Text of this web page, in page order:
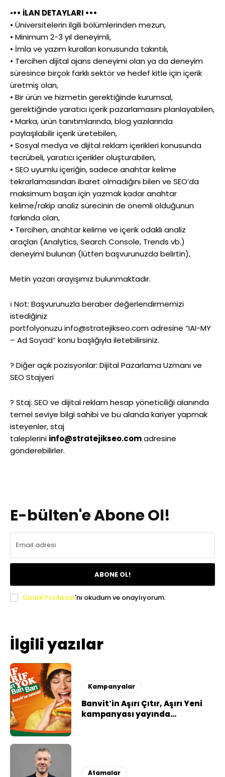
••• İLAN DETAYLARI •••
• Üniversitelerin ilgili bölümlerinden mezun,
• Minimum 2-3 yıl deneyimli,
• İmla ve yazım kuralları konusunda takıntılı,
• Tercihen dijital ajans deneyimi olan ya da deneyim
süresince birçok farklı sektör ve hedef kitle için içerik
üretmiş olan,
• Bir ürün ve hizmetin gerektiğinde kurumsal,
gerektiğinde yaratıcı içerik pazarlamasını planlayabilen,
• Marka, ürün tanıtımlarında, blog yazılarında
paylaşılabilir içerik üretebilen,
• Sosyal medya ve dijital reklam içerikleri konusunda
tecrübeli, yaratıcı içerikler oluşturabilen,
• SEO uyumlu içeriğin, sadece anahtar kelime
tekrarlamasından ibaret olmadığını bilen ve SEO’da
maksimum başarı için yazmak kadar anahtar
kelime/rakip analiz sürecinin de önemli olduğunun
farkında olan,
• Tercihen, anahtar kelime ve içerik odaklı analiz
araçları (Analytics, Search Console, Trends vb.)
deneyimi bulunan (lütfen başvurunuzda belirtin),
Metin yazarı arayışımız bulunmaktadır.
ℹ Not: Başvurunuzla beraber değerlendirmemizi
istediğiniz
portfolyonuzu info@stratejikseo.com adresine “IAI-MY
– Ad Soyad” konu başlığıyla iletebilirsiniz.
? Diğer açık pozisyonlar: Dijital Pazarlama Uzmanı ve
SEO Stajyeri
? Staj: SEO ve dijital reklam hesap yöneticiliği alanında
temel seviye bilgi sahibi ve bu alanda kariyer yapmak
isteyenler, staj
taleplerini info@stratejikseo.comadresine
gönderebilirler.
E-bülten'e Abone Ol!
ABONE OL!
Gizlilik Politikası'nı okudum ve onaylıyorum.
İlgili yazılar
Kampanyalar
Banvit’in Aşırı Çıtır, Aşırı Yeni
kampanyası yayında…
Atamalar